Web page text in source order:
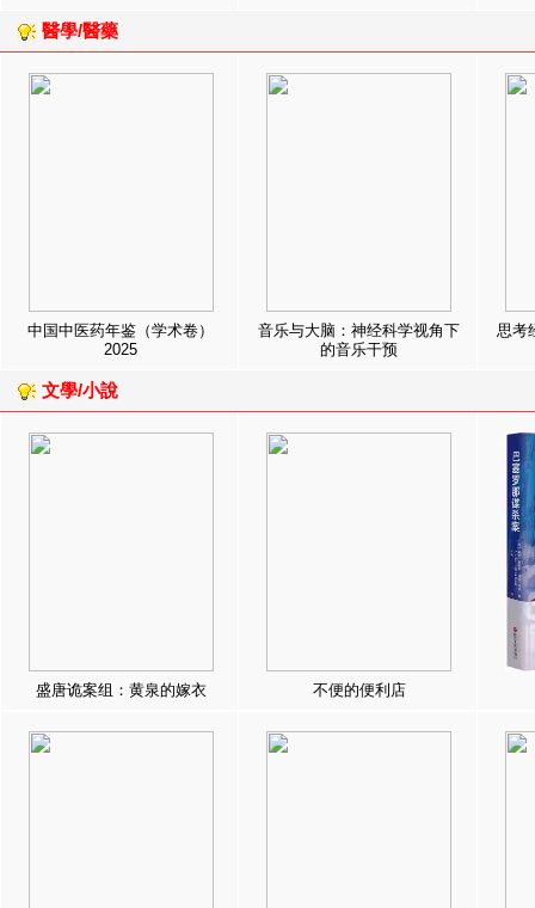
醫學/醫藥
中国中医药年鉴（学术卷）
2025
音乐与大脑：神经科学视角下
的音乐干预
思考
文學/小說
盛唐诡案组：黄泉的嫁衣 不便的便利店